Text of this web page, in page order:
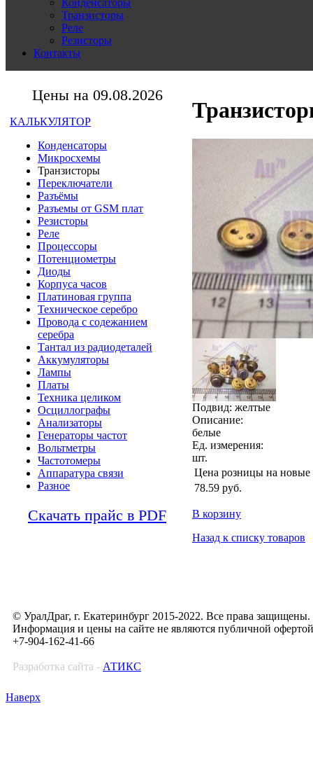
Конденсаторы
Транзисторы
Реле
Резисторы
Контакты
Цены на 09.08.2026
КАЛЬКУЛЯТОР
Конденсаторы
Микросхемы
Транзисторы
Переключатели
Разъёмы
Разъемы от GSM плат
Резисторы
Реле
Процессоры
Потенциометры
Диоды
Корпуса часов
Платиновая группа
Техническое серебро
Провода с содежанием
серебра
Тантал из радиодеталей
Аккумуляторы
Лампы
Платы
Техника целиком
Осциллографы
Анализаторы
Генераторы частот
Вольтметры
Частотомеры
Аппаратура связи
Разное
Скачать прайс в PDF
Подвид: желтые
Описание:
белые
Ед. измерения:
шт.
Цена розницы на новые
78.59 руб.
В корзину
Назад к списку товаров
© УралДраг, г. Екатеринбург 2015-2022. Все права защищены.
Информация и цены на сайте не являются публичной офертой
+7-904-162-41-66
Разработка сайта - АТИКС
Наверх